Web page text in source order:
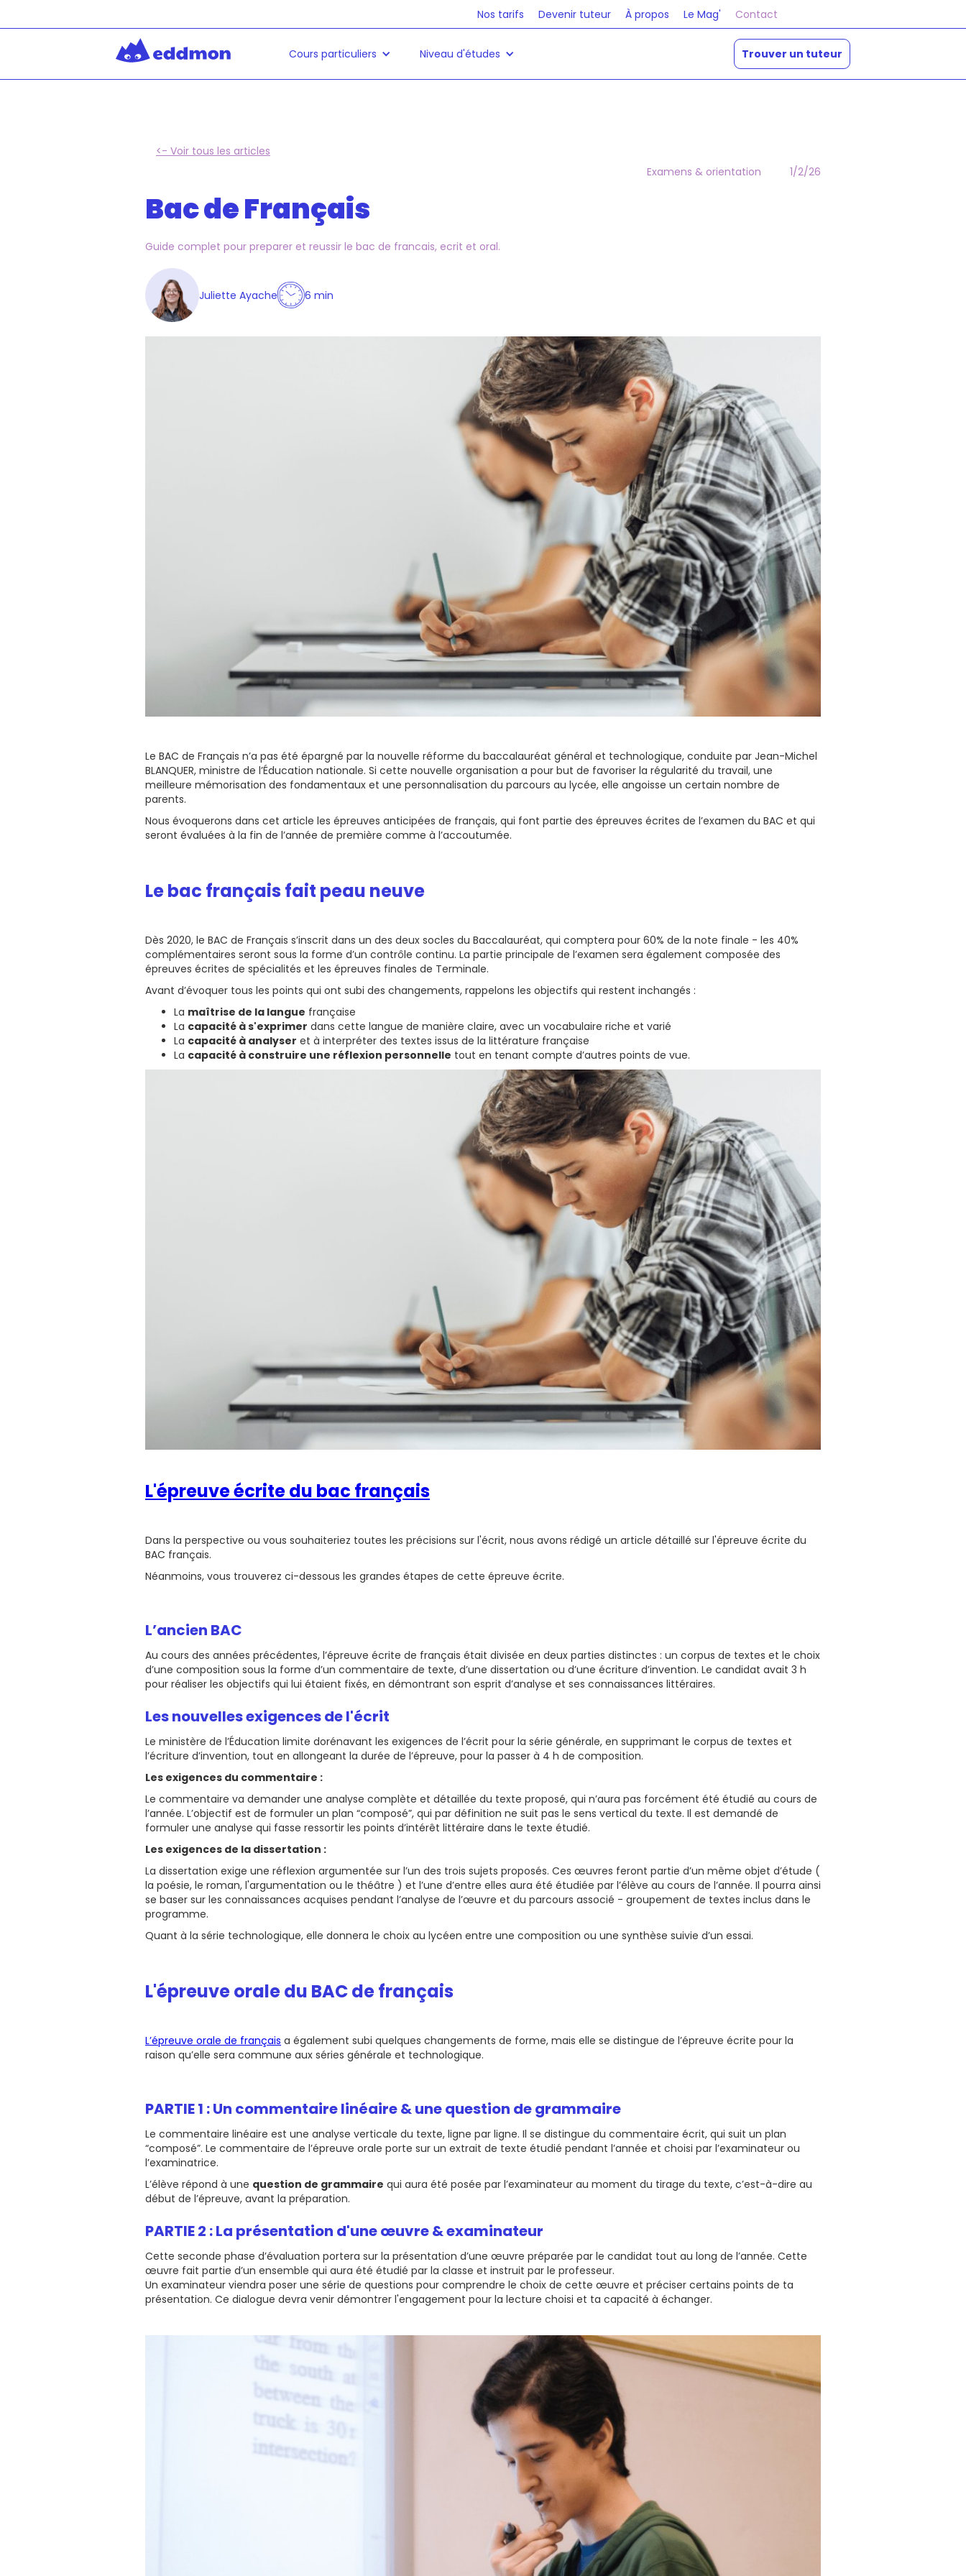
Nos tarifs Devenir tuteur À propos Le Mag' Contact
Cours particuliers Niveau d'études Trouver un tuteur
<- Voir tous les articles
Examens & orientation
1/2/26
Bac de Français
Guide complet pour preparer et reussir le bac de francais, ecrit et oral.
Juliette Ayache 6 min
Le BAC de Français n’a pas été épargné par la nouvelle réforme du baccalauréat général et technologique, conduite par Jean-Michel
BLANQUER, ministre de l’Éducation nationale. Si cette nouvelle organisation a pour but de favoriser la régularité du travail, une
meilleure mémorisation des fondamentaux et une personnalisation du parcours au lycée, elle angoisse un certain nombre de
parents.
Nous évoquerons dans cet article les épreuves anticipées de français, qui font partie des épreuves écrites de l’examen du BAC et qui
seront évaluées à la fin de l’année de première comme à l’accoutumée.
Le bac français fait peau neuve
Dès 2020, le BAC de Français s’inscrit dans un des deux socles du Baccalauréat, qui comptera pour 60% de la note finale - les 40%
complémentaires seront sous la forme d’un contrôle continu. La partie principale de l’examen sera également composée des
épreuves écrites de spécialités et les épreuves finales de Terminale.
Avant d’évoquer tous les points qui ont subi des changements, rappelons les objectifs qui restent inchangés :
La maîtrise de la langue française
La capacité à s'exprimer dans cette langue de manière claire, avec un vocabulaire riche et varié
La capacité à analyser et à interpréter des textes issus de la littérature française
La capacité à construire une réflexion personnelle tout en tenant compte d’autres points de vue.
L'épreuve écrite du bac français
Dans la perspective ou vous souhaiteriez toutes les précisions sur l'écrit, nous avons rédigé un article détaillé sur l'épreuve écrite du
BAC français.
Néanmoins, vous trouverez ci-dessous les grandes étapes de cette épreuve écrite.
L’ancien BAC
Au cours des années précédentes, l’épreuve écrite de français était divisée en deux parties distinctes : un corpus de textes et le choix
d’une composition sous la forme d’un commentaire de texte, d’une dissertation ou d’une écriture d’invention. Le candidat avait 3 h
pour réaliser les objectifs qui lui étaient fixés, en démontrant son esprit d’analyse et ses connaissances littéraires.
Les nouvelles exigences de l'écrit
Le ministère de l’Éducation limite dorénavant les exigences de l’écrit pour la série générale, en supprimant le corpus de textes et
l’écriture d’invention, tout en allongeant la durée de l’épreuve, pour la passer à 4 h de composition.
Les exigences du commentaire :
Le commentaire va demander une analyse complète et détaillée du texte proposé, qui n’aura pas forcément été étudié au cours de
l’année. L’objectif est de formuler un plan “composé”, qui par définition ne suit pas le sens vertical du texte. Il est demandé de
formuler une analyse qui fasse ressortir les points d’intérêt littéraire dans le texte étudié.
Les exigences de la dissertation :
La dissertation exige une réflexion argumentée sur l’un des trois sujets proposés. Ces œuvres feront partie d’un même objet d’étude (
la poésie, le roman, l'argumentation ou le théâtre ) et l’une d’entre elles aura été étudiée par l’élève au cours de l’année. Il pourra ainsi
se baser sur les connaissances acquises pendant l’analyse de l’œuvre et du parcours associé - groupement de textes inclus dans le
programme.
Quant à la série technologique, elle donnera le choix au lycéen entre une composition ou une synthèse suivie d’un essai.
L'épreuve orale du BAC de français​
L’épreuve orale de français a également subi quelques changements de forme, mais elle se distingue de l’épreuve écrite pour la
raison qu’elle sera commune aux séries générale et technologique.
PARTIE 1 : Un commentaire linéaire & une question de grammaire
Le commentaire linéaire est une analyse verticale du texte, ligne par ligne. Il se distingue du commentaire écrit, qui suit un plan
“composé”. Le commentaire de l’épreuve orale porte sur un extrait de texte étudié pendant l’année et choisi par l’examinateur ou
l’examinatrice.
L’élève répond à une question de grammaire qui aura été posée par l’examinateur au moment du tirage du texte, c’est-à-dire au
début de l’épreuve, avant la préparation.
PARTIE 2 : La présentation d'une œuvre & examinateur
Cette seconde phase d’évaluation portera sur la présentation d’une œuvre préparée par le candidat tout au long de l’année. Cette
œuvre fait partie d’un ensemble qui aura été étudié par la classe et instruit par le professeur.
Un examinateur viendra poser une série de questions pour comprendre le choix de cette œuvre et préciser certains points de ta
présentation. Ce dialogue devra venir démontrer l'engagement pour la lecture choisi et ta capacité à échanger.